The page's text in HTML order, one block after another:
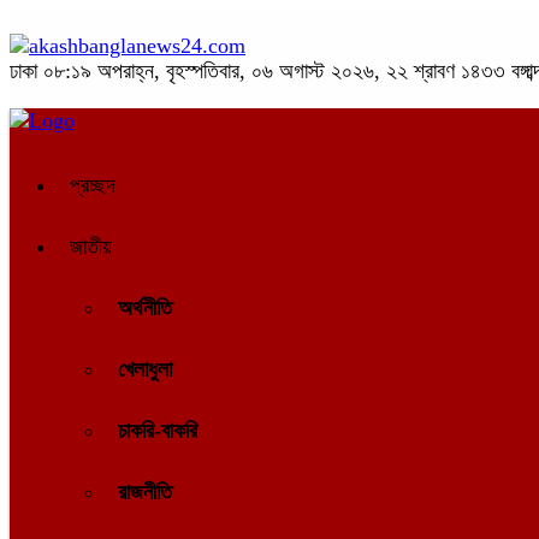
ঢাকা ০৮:১৯ অপরাহ্ন, বৃহস্পতিবার, ০৬ অগাস্ট ২০২৬, ২২ শ্রাবণ ১৪৩৩
প্রচ্ছদ
জাতীয়
অর্থনীতি
খেলাধুলা
চাকরি-বাকরি
রাজনীতি